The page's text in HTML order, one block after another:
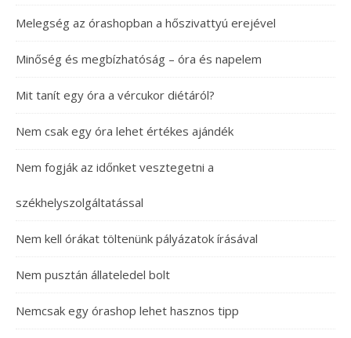
Melegség az órashopban a hőszivattyú erejével
Minőség és megbízhatóság – óra és napelem
Mit tanít egy óra a vércukor diétáról?
Nem csak egy óra lehet értékes ajándék
Nem fogják az időnket vesztegetni a
székhelyszolgáltatással
Nem kell órákat töltenünk pályázatok írásával
Nem pusztán állateledel bolt
Nemcsak egy órashop lehet hasznos tipp